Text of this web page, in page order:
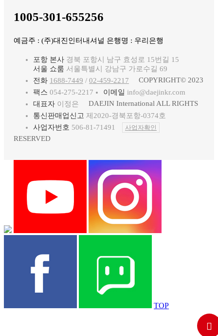
1005-301-655256
예금주 : (주)대진인터내셔널 은행명 : 우리은행
포항 본사 경북 포항시 남구 효성로 15번길 15
서울 쇼룸 서울특별시 강남구 가로수길 69
전화 1688-7449 / 02-459-2217
팩스 054-275-2217 이메일 info@daejinkr.com
대표자 이정은
통신판매업신고 제2020-경북포항-0374호
사업자번호 506-81-71491 사업자확인
COPYRIGHT© 2023
DAEJIN International ALL RIGHTS
RESERVED
TOP